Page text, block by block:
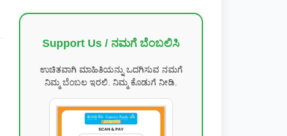
Support Us / ನಮಗೆ ಬೆಂಬಲಿಸಿ
ಉಚಿತವಾಗಿ ಮಾಹಿತಿಯನ್ನು ಒದಗಿಸುವ ನಮಗೆ
ನಿಮ್ಮ ಬೆಂಬಲ ಇರಲಿ. ನಿಮ್ಮ ಕೊಡುಗೆ ನೀಡಿ.